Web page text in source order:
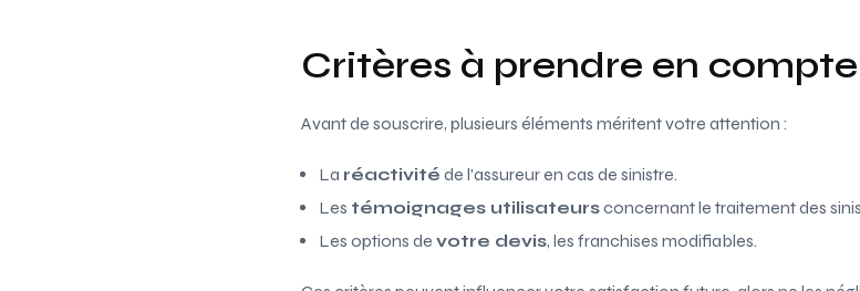
Critères à prendre en
Avant de souscrire, plusieurs éléments méritent votre attention :
La réactivité de l’assureur en cas de sinistre.
Les témoignages utilisateursconcernant le traitement des
Les options de votre devis, les franchises modifiables.